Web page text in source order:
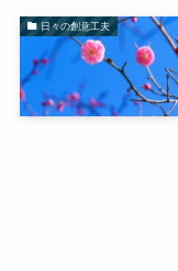
日々の創意工夫